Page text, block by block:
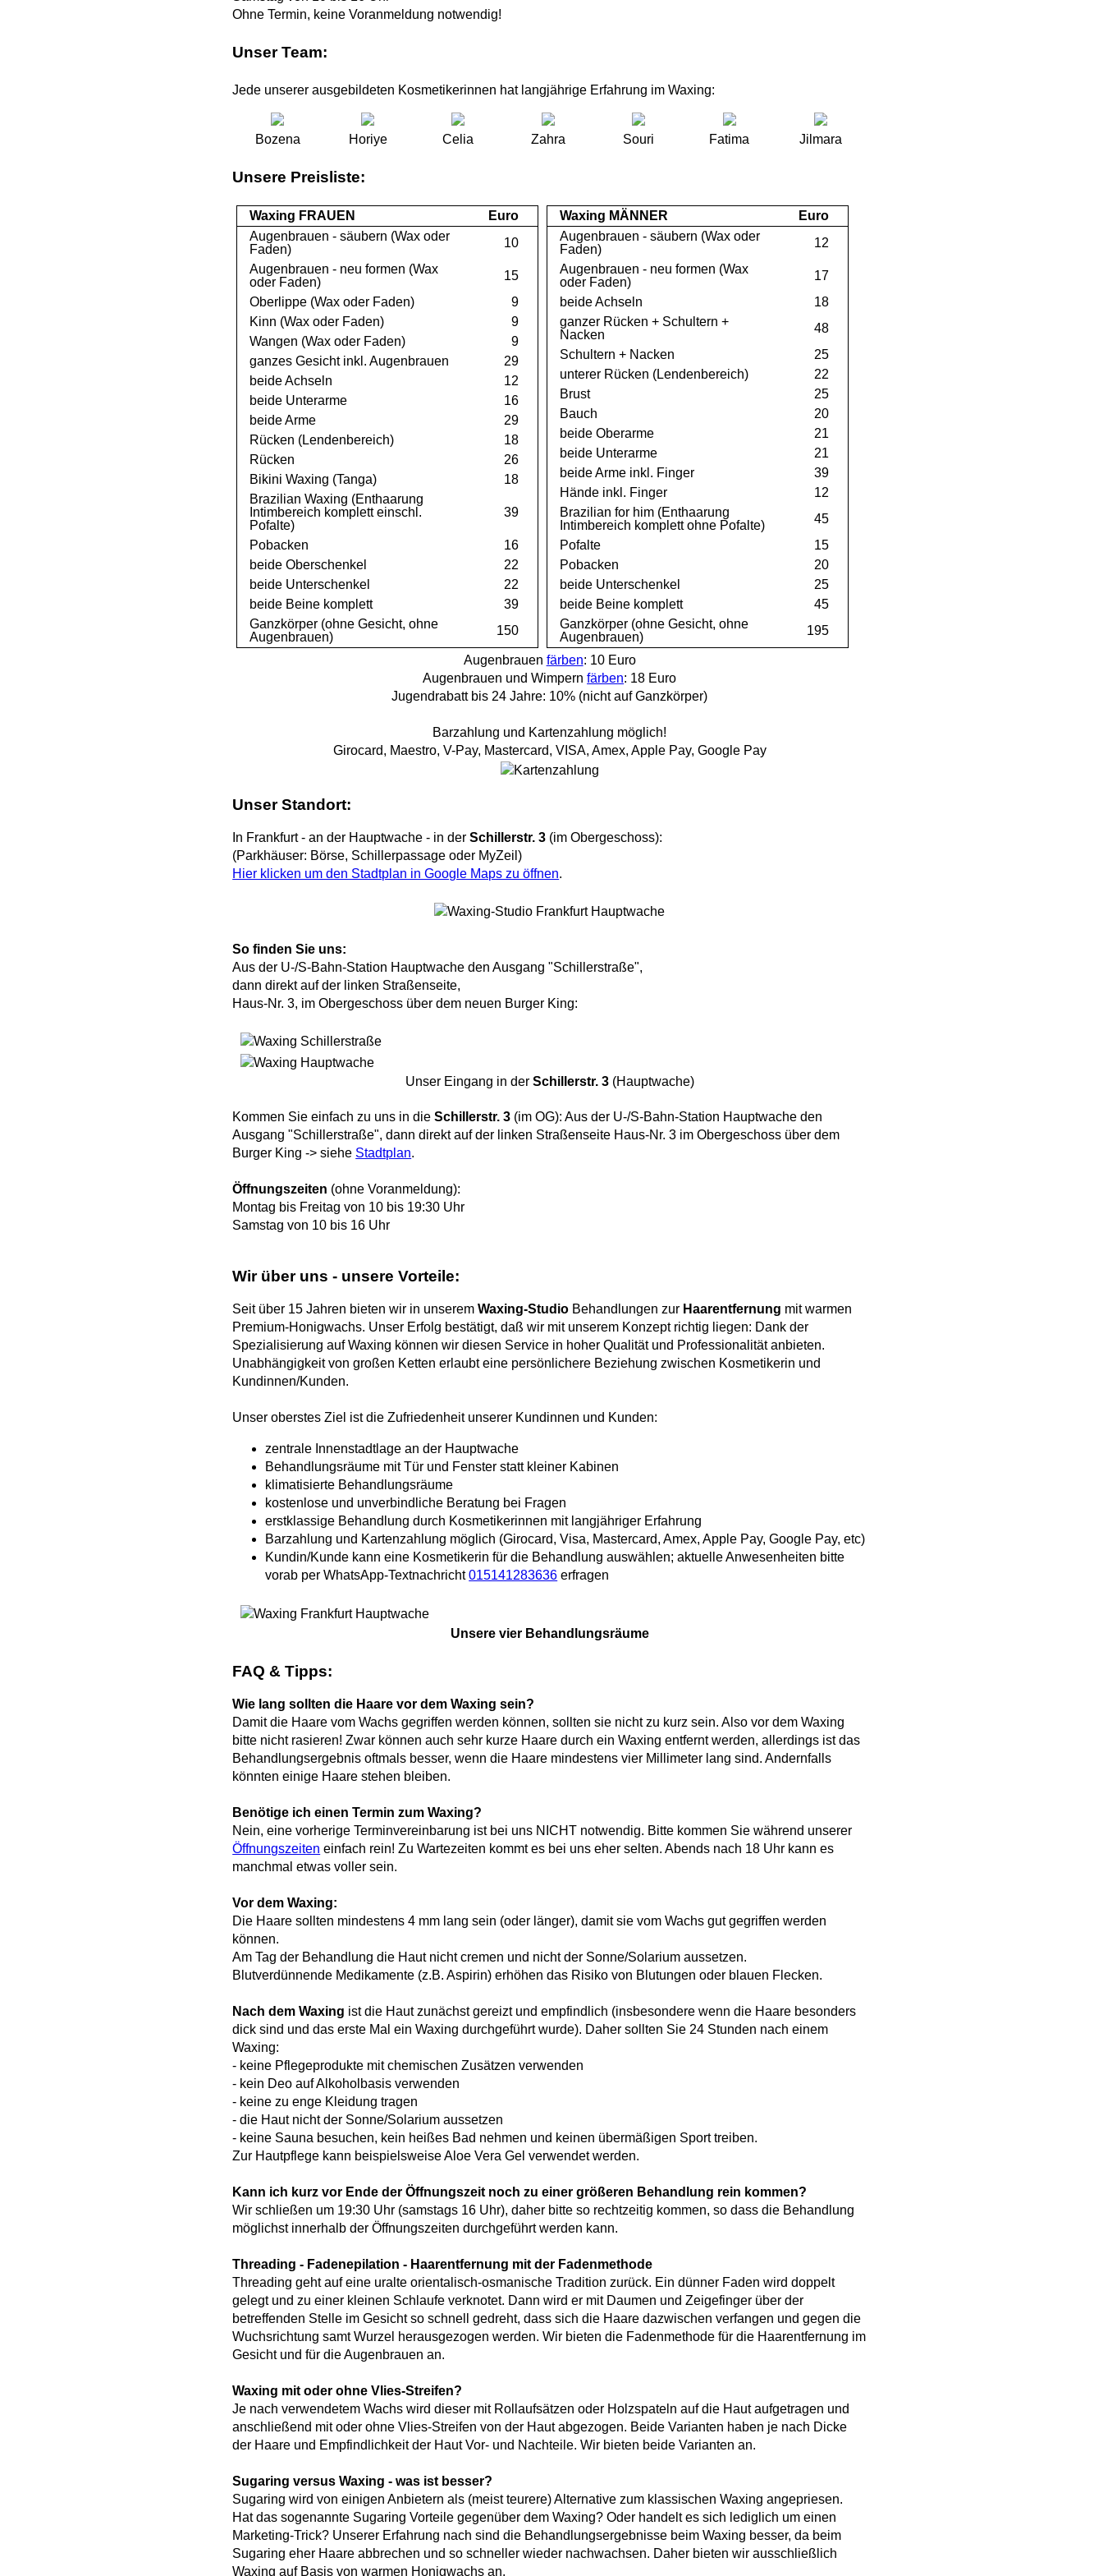
Ohne Termin, keine Voranmeldung notwendig!
Unser Team:
Jede unserer ausgebildeten Kosmetikerinnen hat langjährige Erfahrung im Waxing:
Bozena Horiye Celia Zahra Souri Fatima Jilmara
Unsere Preisliste:
Waxing FRAUEN
Euro
Augenbrauen - säubern (Wax oder
Faden)
10
Augenbrauen - neu formen (Wax
oder Faden)
15
Oberlippe (Wax oder Faden)
9
Kinn (Wax oder Faden)
9
Wangen (Wax oder Faden)
9
ganzes Gesicht inkl. Augenbrauen
29
beide Achseln
12
beide Unterarme
16
beide Arme
29
Rücken (Lendenbereich)
18
Rücken
26
Bikini Waxing (Tanga)
18
Brazilian Waxing (Enthaarung
Intimbereich komplett einschl.
Pofalte)
39
Pobacken
16
beide Oberschenkel
22
beide Unterschenkel
22
beide Beine komplett
39
Ganzkörper (ohne Gesicht, ohne
Augenbrauen)
150
Waxing MÄNNER
Euro
Augenbrauen - säubern (Wax oder
Faden)
12
Augenbrauen - neu formen (Wax
oder Faden)
17
beide Achseln
18
ganzer Rücken + Schultern +
Nacken
48
Schultern + Nacken
25
unterer Rücken (Lendenbereich)
22
Brust
25
Bauch
20
beide Oberarme
21
beide Unterarme
21
beide Arme inkl. Finger
39
Hände inkl. Finger
12
Brazilian for him (Enthaarung
Intimbereich komplett ohne Pofalte)
45
Pofalte
15
Pobacken
20
beide Unterschenkel
25
beide Beine komplett
45
Ganzkörper (ohne Gesicht, ohne
Augenbrauen)
195
Augenbrauen färben: 10 Euro
Augenbrauen und Wimpernfärben: 18 Euro
Jugendrabatt bis 24 Jahre: 10% (nicht auf Ganzkörper)
Barzahlung und Kartenzahlung möglich!
Girocard, Maestro, V-Pay, Mastercard, VISA, Amex, Apple Pay, Google Pay
Unser Standort:
In Frankfurt - an der Hauptwache - in derSchillerstr. 3 (im Obergeschoss):
(Parkhäuser: Börse, Schillerpassage oder MyZeil)
Hier klicken um den Stadtplan in Google Maps zu öffnen.
So finden Sie uns:
Aus der U-/S-Bahn-Station Hauptwache den Ausgang "Schillerstraße",
dann direkt auf der linken Straßenseite,
Haus-Nr. 3, im Obergeschoss über dem neuen Burger King:
Unser Eingang in der Schillerstr. 3(Hauptwache)
Kommen Sie einfach zu uns in dieSchillerstr. 3 (im OG): Aus der U-/S-Bahn-Station Hauptwache den
Ausgang "Schillerstraße", dann direkt auf der linken Straßenseite Haus-Nr. 3 im Obergeschoss über dem
Burger King -> siehe Stadtplan.
Öffnungszeiten (ohne Voranmeldung):
Montag bis Freitag von 10 bis 19:30 Uhr
Samstag von 10 bis 16 Uhr
Wir über uns - unsere Vorteile:
Seit über 15 Jahren bieten wir in unseremWaxing-Studio Behandlungen zur Haarentfernung mit warmen
Premium-Honigwachs. Unser Erfolg bestätigt, daß wir mit unserem Konzept richtig liegen: Dank der
Spezialisierung auf Waxing können wir diesen Service in hoher Qualität und Professionalität anbieten.
Unabhängigkeit von großen Ketten erlaubt eine persönlichere Beziehung zwischen Kosmetikerin und
Kundinnen/Kunden.
Unser oberstes Ziel ist die Zufriedenheit unserer Kundinnen und Kunden:
zentrale Innenstadtlage an der Hauptwache
Behandlungsräume mit Tür und Fenster statt kleiner Kabinen
klimatisierte Behandlungsräume
kostenlose und unverbindliche Beratung bei Fragen
erstklassige Behandlung durch Kosmetikerinnen mit langjähriger Erfahrung
Barzahlung und Kartenzahlung möglich (Girocard, Visa, Mastercard, Amex, Apple Pay, Google Pay, etc)
Kundin/Kunde kann eine Kosmetikerin für die Behandlung auswählen; aktuelle Anwesenheiten bitte
vorab per WhatsApp-Textnachricht015141283636 erfragen
Unsere vier Behandlungsräume
FAQ & Tipps:
Wie lang sollten die Haare vor dem Waxing sein?
Damit die Haare vom Wachs gegriffen werden können, sollten sie nicht zu kurz sein. Also vor dem Waxing
bitte nicht rasieren! Zwar können auch sehr kurze Haare durch ein Waxing entfernt werden, allerdings ist das
Behandlungsergebnis oftmals besser, wenn die Haare mindestens vier Millimeter lang sind. Andernfalls
könnten einige Haare stehen bleiben.
Benötige ich einen Termin zum Waxing?
Nein, eine vorherige Terminvereinbarung ist bei uns NICHT notwendig. Bitte kommen Sie während unserer
Öffnungszeiten einfach rein! Zu Wartezeiten kommt es bei uns eher selten. Abends nach 18 Uhr kann es
manchmal etwas voller sein.
Vor dem Waxing:
Die Haare sollten mindestens 4 mm lang sein (oder länger), damit sie vom Wachs gut gegriffen werden
können.
Am Tag der Behandlung die Haut nicht cremen und nicht der Sonne/Solarium aussetzen.
Blutverdünnende Medikamente (z.B. Aspirin) erhöhen das Risiko von Blutungen oder blauen Flecken.
Nach dem Waxing ist die Haut zunächst gereizt und empfindlich (insbesondere wenn die Haare besonders
dick sind und das erste Mal ein Waxing durchgeführt wurde). Daher sollten Sie 24 Stunden nach einem
Waxing:
- keine Pflegeprodukte mit chemischen Zusätzen verwenden
- kein Deo auf Alkoholbasis verwenden
- keine zu enge Kleidung tragen
- die Haut nicht der Sonne/Solarium aussetzen
- keine Sauna besuchen, kein heißes Bad nehmen und keinen übermäßigen Sport treiben.
Zur Hautpflege kann beispielsweise Aloe Vera Gel verwendet werden.
Kann ich kurz vor Ende der Öffnungszeit noch zu einer größeren Behandlung rein kommen?
Wir schließen um 19:30 Uhr (samstags 16 Uhr), daher bitte so rechtzeitig kommen, so dass die Behandlung
möglichst innerhalb der Öffnungszeiten durchgeführt werden kann.
Threading - Fadenepilation - Haarentfernung mit der Fadenmethode
Threading geht auf eine uralte orientalisch-osmanische Tradition zurück. Ein dünner Faden wird doppelt
gelegt und zu einer kleinen Schlaufe verknotet. Dann wird er mit Daumen und Zeigefinger über der
betreffenden Stelle im Gesicht so schnell gedreht, dass sich die Haare dazwischen verfangen und gegen die
Wuchsrichtung samt Wurzel herausgezogen werden. Wir bieten die Fadenmethode für die Haarentfernung im
Gesicht und für die Augenbrauen an.
Waxing mit oder ohne Vlies-Streifen?
Je nach verwendetem Wachs wird dieser mit Rollaufsätzen oder Holzspateln auf die Haut aufgetragen und
anschließend mit oder ohne Vlies-Streifen von der Haut abgezogen. Beide Varianten haben je nach Dicke
der Haare und Empfindlichkeit der Haut Vor- und Nachteile. Wir bieten beide Varianten an.
Sugaring versus Waxing - was ist besser?
Sugaring wird von einigen Anbietern als (meist teurere) Alternative zum klassischen Waxing angepriesen.
Hat das sogenannte Sugaring Vorteile gegenüber dem Waxing? Oder handelt es sich lediglich um einen
Marketing-Trick? Unserer Erfahrung nach sind die Behandlungsergebnisse beim Waxing besser, da beim
Sugaring eher Haare abbrechen und so schneller wieder nachwachsen. Daher bieten wir ausschließlich
Waxing auf Basis von warmen Honigwachs an.